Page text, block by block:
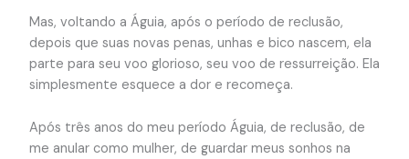
Mas, voltando a Águia, após o período de reclusão,
depois que suas novas penas, unhas e bico nascem, ela
parte para seu voo glorioso, seu voo de ressurreição. Ela
simplesmente esquece a dor e recomeça.
Após três anos do meu período Águia, de reclusão, de
me anular como mulher, de guardar meus sonhos na